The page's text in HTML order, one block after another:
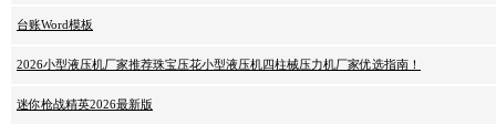
台账Word模板
2026小型液压机厂家推荐珠宝压花小型液压机四柱械压力机厂家优选指南！
迷你枪战精英2026最新版